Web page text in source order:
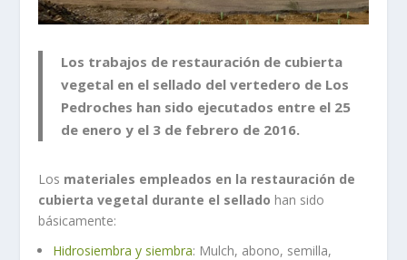
Los trabajos de restauración de cubierta
vegetal en el sellado del vertedero de Los
Pedroches han sido ejecutados entre el 25
de enero y el 3 de febrero de 2016.
Los materiales empleados en la restauración de
cubierta vegetal durante el sellado han sido
básicamente:
Hidrosiembra y siembra: Mulch, abono, semilla,